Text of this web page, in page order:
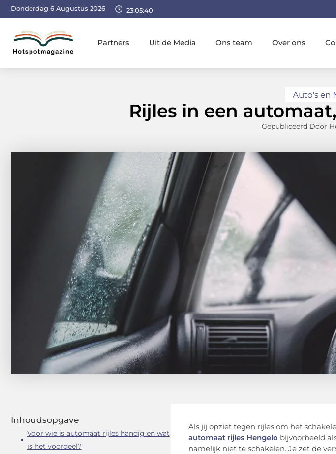
Donderdag 6 Augustus 2026 23:05:41
Partners Uit de Media Ons team Over ons
Auto's en
Rijles in een
Gepubliceerd Door
Inhoudsopgave
Voor wie is automaat rijles handig en wat
is het voordeel?
Als jij opziet tegen rijles om het
automaat rijles Hengelo bijvoorbeeld
namelijk niet te schakelen. Je zet de